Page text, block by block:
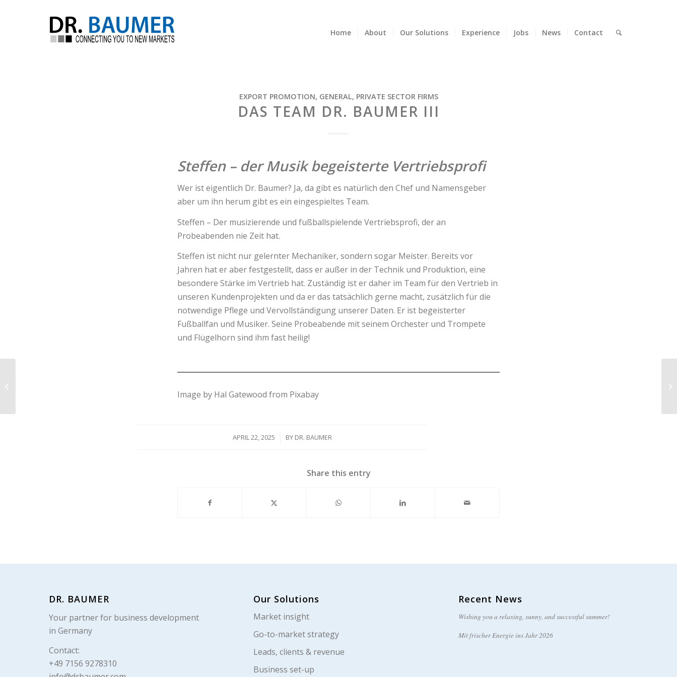
Home About Our Solutions Experience Jobs News Contact
EXPORT PROMOTION, GENERAL, PRIVATE SECTOR FIRMS
DAS TEAM DR. BAUMER III
Steffen – der Musik begeisterte Vertriebsprofi
Wer ist eigentlich Dr. Baumer? Ja, da gibt es natürlich den Chef und Namensgeber
aber um ihn herum gibt es ein eingespieltes Team.
Steffen – Der musizierende und fußballspielende Vertriebsprofi, der an
Probeabenden nie Zeit hat.
Steffen ist nicht nur gelernter Mechaniker, sondern sogar Meister. Bereits vor
Jahren hat er aber festgestellt, dass er außer in der Technik und Produktion, eine
besondere Stärke im Vertrieb hat. Zuständig ist er daher im Team für den Vertrieb in
unseren Kundenprojekten und da er das tatsächlich gerne macht, zusätzlich für die
notwendige Pflege und Vervollständigung unserer Daten. Er ist begeisterter
Fußballfan und Musiker. Seine Probeabende mit seinem Orchester und Trompete
und Flügelhorn sind ihm fast heilig!
Image by Hal Gatewood from Pixabay
APRIL 22, 2025
/ BY DR. BAUMER
Share this entry
DR. BAUMER
Your partner for business development
in Germany
Contact:
+49 7156 9278310
Our Solutions
Market insight
Go-to-market strategy
Leads, clients & revenue
Business set-up
Recent News
Wishing you a relaxing, sunny, and successful summer!
Mit frischer Energie ins Jahr 2026